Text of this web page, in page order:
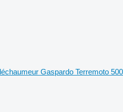
Gaspardo Terremoto 500